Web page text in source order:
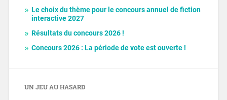
Le choix du thème pour le concours annuel de fiction
interactive 2027
Résultats du concours 2026 !
Concours 2026 : La période de vote est ouverte !
UN JEU AU HASARD